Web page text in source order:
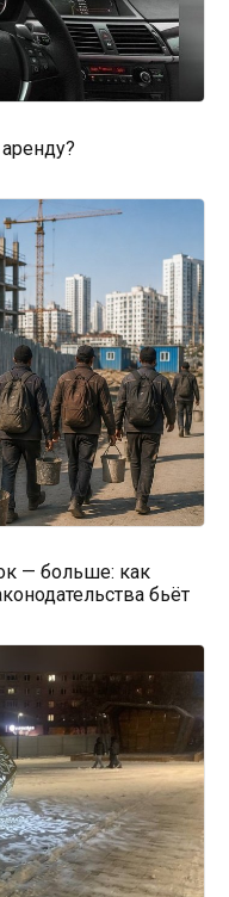
— больше: как
бьёт